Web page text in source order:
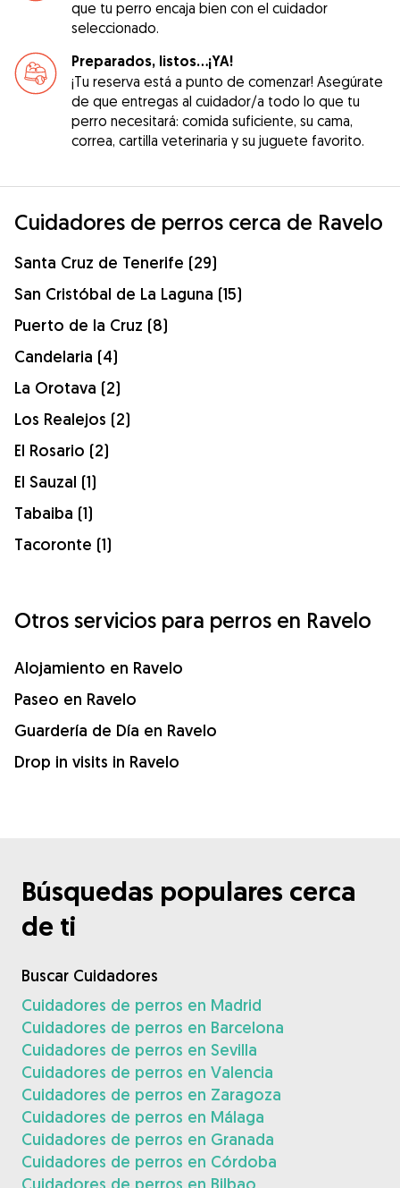
que tu perro encaja bien con el cuidador
seleccionado.
Preparados, listos...¡YA!
¡Tu reserva está a punto de comenzar! Asegúrate
de que entregas al cuidador/a todo lo que tu
perro necesitará: comida suficiente, su cama,
correa, cartilla veterinaria y su juguete favorito.
Cuidadores de perros cerca de Ravelo
Santa Cruz de Tenerife (29)
San Cristóbal de La Laguna (15)
Puerto de la Cruz (8)
Candelaria (4)
La Orotava (2)
Los Realejos (2)
El Rosario (2)
El Sauzal (1)
Tabaiba (1)
Tacoronte (1)
Otros servicios para perros en Ravelo
Alojamiento en Ravelo
Paseo en Ravelo
Guardería de Día en Ravelo
Drop in visits in Ravelo
Búsquedas populares cerca
de ti
Buscar Cuidadores
Cuidadores de perros en Madrid
Cuidadores de perros en Barcelona
Cuidadores de perros en Sevilla
Cuidadores de perros en Valencia
Cuidadores de perros en Zaragoza
Cuidadores de perros en Málaga
Cuidadores de perros en Granada
Cuidadores de perros en Córdoba